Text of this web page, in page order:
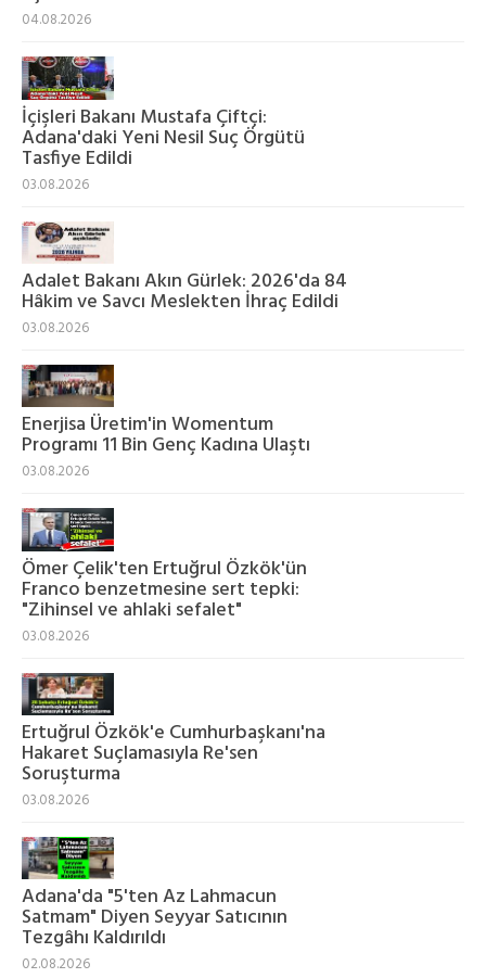
04.08.2026
İçişleri Bakanı Mustafa Çiftçi:
Adana'daki Yeni Nesil Suç Örgütü
Tasfiye Edildi
03.08.2026
Adalet Bakanı Akın Gürlek: 2026'da 84
Hâkim ve Savcı Meslekten İhraç Edildi
03.08.2026
Enerjisa Üretim'in Womentum
Programı 11 Bin Genç Kadına Ulaştı
03.08.2026
Ömer Çelik'ten Ertuğrul Özkök'ün
Franco benzetmesine sert tepki:
"Zihinsel ve ahlaki sefalet"
03.08.2026
Ertuğrul Özkök'e Cumhurbaşkanı'na
Hakaret Suçlamasıyla Re'sen
Soruşturma
03.08.2026
Adana'da "5'ten Az Lahmacun
Satmam" Diyen Seyyar Satıcının
Tezgâhı Kaldırıldı
02.08.2026